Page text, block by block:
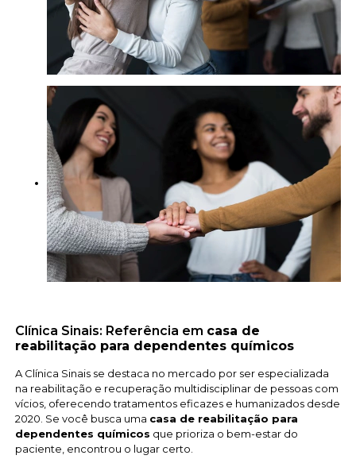
Clínica Sinais: Referência em casa de
reabilitação para dependentes químicos
A Clínica Sinais se destaca no mercado por ser especializada
na reabilitação e recuperação multidisciplinar de pessoas com
vícios, oferecendo tratamentos eficazes e humanizados desde
2020. Se você busca uma casa de reabilitação para
dependentes químicos que prioriza o bem-estar do
paciente, encontrou o lugar certo.